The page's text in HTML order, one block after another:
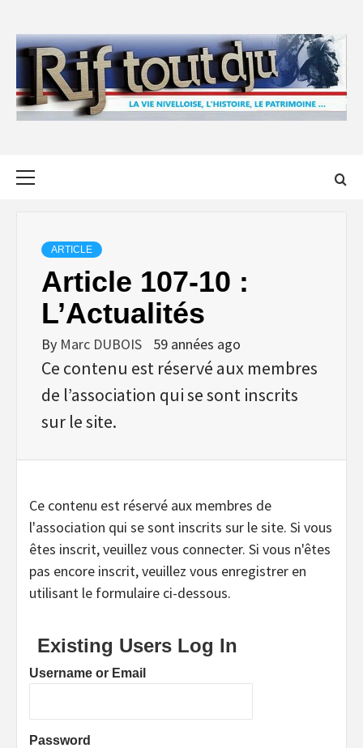
content
ARTICLE
Article 107-10 :
L’Actualités
By Marc DUBOIS 59 années ago
Ce contenu est réservé aux membres
de l’association qui se sont inscrits
sur le site.
Ce contenu est réservé aux membres de
l'association qui se sont inscrits sur le site. Si vous
êtes inscrit, veuillez vous connecter. Si vous n'êtes
pas encore inscrit, veuillez vous enregistrer en
utilisant le formulaire ci-dessous.
Existing Users Log In
Username or Email
Password